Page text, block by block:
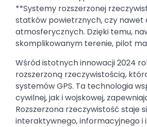
**Systemy rozszerzonej
statków powietrznych, czy nawet
atmosferycznych. Dzięki temu,
skomplikowanym terenie, pilot
Wśród istotnych innowacji 2024
rozszerzoną rzeczywistością,
systemów GPS. Ta technologia
cywilnej, jak i wojskowej,
Rozszerzona rzeczywistość staje
interaktywnego, informacyjnego i